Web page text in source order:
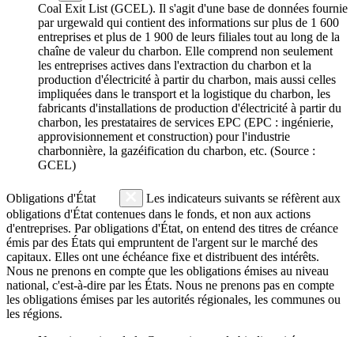
Coal Exit List (GCEL). Il s'agit d'une base de données fournie
par urgewald qui contient des informations sur plus de 1 600
entreprises et plus de 1 900 de leurs filiales tout au long de la
chaîne de valeur du charbon. Elle comprend non seulement
les entreprises actives dans l'extraction du charbon et la
production d'électricité à partir du charbon, mais aussi celles
impliquées dans le transport et la logistique du charbon, les
fabricants d'installations de production d'électricité à partir du
charbon, les prestataires de services EPC (EPC : ingénierie,
approvisionnement et construction) pour l'industrie
charbonnière, la gazéification du charbon, etc. (Source :
GCEL)
Obligations d'État
Les indicateurs suivants se réfèrent aux
obligations d'État contenues dans le fonds, et non aux actions
d'entreprises. Par obligations d'État, on entend des titres de créance
émis par des États qui empruntent de l'argent sur le marché des
capitaux. Elles ont une échéance fixe et distribuent des intérêts.
Nous ne prenons en compte que les obligations émises au niveau
national, c'est-à-dire par les États. Nous ne prenons pas en compte
les obligations émises par les autorités régionales, les communes ou
les régions.